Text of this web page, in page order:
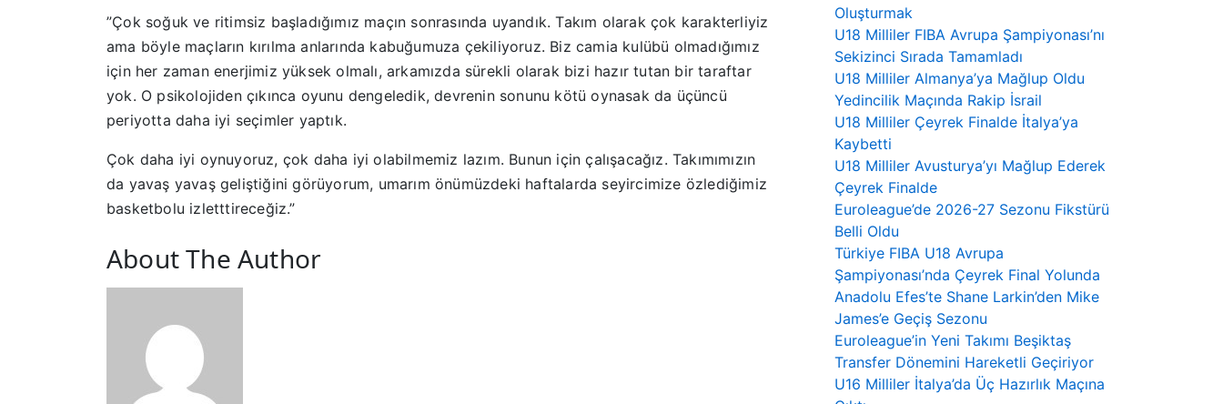
”Çok soğuk ve ritimsiz başladığımız maçın sonrasında uyandık. Takım olarak çok karakterliyiz
ama böyle maçların kırılma anlarında kabuğumuza çekiliyoruz. Biz camia kulübü olmadığımız
için her zaman enerjimiz yüksek olmalı, arkamızda sürekli olarak bizi hazır tutan bir taraftar
yok. O psikolojiden çıkınca oyunu dengeledik, devrenin sonunu kötü oynasak da üçüncü
periyotta daha iyi seçimler yaptık.
Çok daha iyi oynuyoruz, çok daha iyi olabilmemiz lazım. Bunun için çalışacağız. Takımımızın
da yavaş yavaş geliştiğini görüyorum, umarım önümüzdeki haftalarda seyircimize özlediğimiz
basketbolu izletttireceğiz.”
About The Author
Oluşturmak
U18 Milliler FIBA Avrupa Şampiyonası’nı
Sekizinci Sırada Tamamladı
U18 Milliler Almanya’ya Mağlup Oldu
Yedincilik Maçında Rakip İsrail
U18 Milliler Çeyrek Finalde İtalya’ya
Kaybetti
U18 Milliler Avusturya’yı Mağlup Ederek
Çeyrek Finalde
Euroleague’de 2026-27 Sezonu Fikstürü
Belli Oldu
Türkiye FIBA U18 Avrupa
Şampiyonası’nda Çeyrek Final Yolunda
Anadolu Efes’te Shane Larkin’den Mike
James’e Geçiş Sezonu
Euroleague’in Yeni Takımı Beşiktaş
Transfer Dönemini Hareketli Geçiriyor
U16 Milliler İtalya’da Üç Hazırlık Maçına